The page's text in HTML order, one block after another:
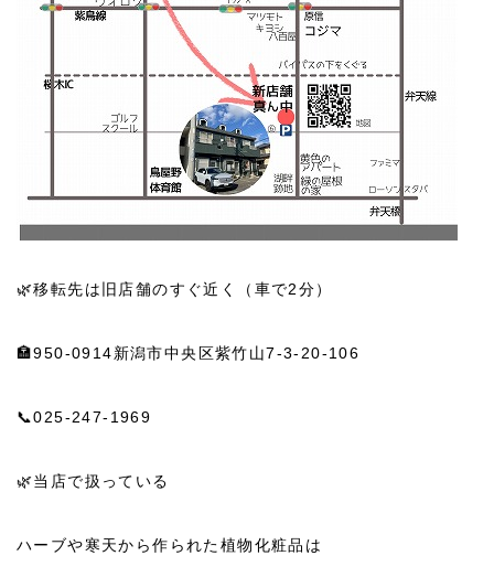
🌿移転先は旧店舗のすぐ近く（車で2分）
🏣950-0914新潟市中央区紫竹山7-3-20-106
📞025-247-1969
🌿当店で扱っている
ハーブや寒天から作られた植物化粧品は